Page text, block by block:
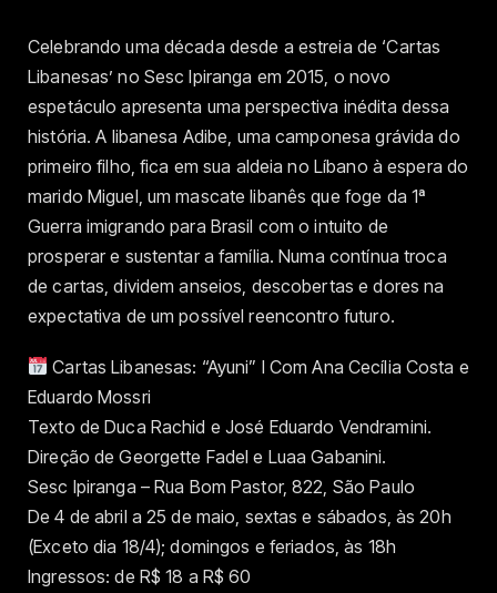
Celebrando uma década desde a estreia de ‘Cartas
Libanesas’ no Sesc Ipiranga em 2015, o novo
espetáculo apresenta uma perspectiva inédita dessa
história. A libanesa Adibe, uma camponesa grávida do
primeiro filho, fica em sua aldeia no Líbano à espera do
marido Miguel, um mascate libanês que foge da 1ª
Guerra imigrando para Brasil com o intuito de
prosperar e sustentar a família. Numa contínua troca
de cartas, dividem anseios, descobertas e dores na
expectativa de um possível reencontro futuro.
Cartas Libanesas: “Ayuni” I Com Ana Cecília Costa e
Eduardo Mossri
Texto de Duca Rachid e José Eduardo Vendramini.
Direção de Georgette Fadel e Luaa Gabanini.
Sesc Ipiranga – Rua Bom Pastor, 822, São Paulo
De 4 de abril a 25 de maio, sextas e sábados, às 20h
(Exceto dia 18/4); domingos e feriados, às 18h
Ingressos: de R$ 18 a R$ 60